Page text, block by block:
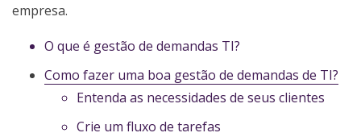
empresa.
O que é gestão de demandas TI?
Como fazer uma boa gestão de demandas de TI?
Entenda as necessidades de seus clientes
Crie um fluxo de tarefas